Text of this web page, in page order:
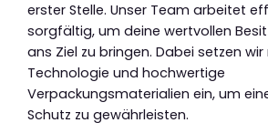
erster Stelle. Unser Team arbeitet
sorgfältig, um deine wertvollen
ans Ziel zu bringen. Dabei setzen
Technologie und hochwertige
Verpackungsmaterialien ein, um
Schutz zu gewährleisten.